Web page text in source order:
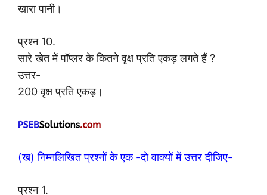
खारा पानी।
प्रश्न 10.
सारे खेत में पॉप्लर के कितने वृक्ष प्रति एकड़ लगते हैं ?
उत्तर-
200 वृक्ष प्रति एकड़।
(ख) निम्नलिखित प्रश्नों के एक -दो वाक्यों में उत्तर दीजिए-
प्रश्न 1.